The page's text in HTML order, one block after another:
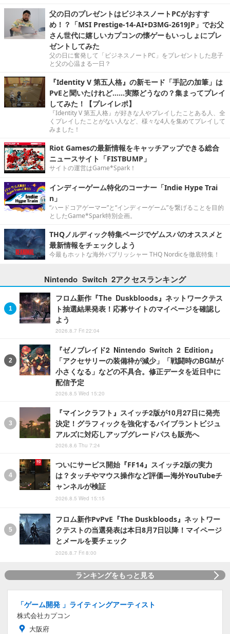
父の日のプレゼントはビジネスノートPCがおすす
め！？「MSI Prestige-14-AI+D3MG-2619JP」でお父
さん世代に嬉しいカプコンの懐ゲーもいっしょにプレ
ゼントしてみた
父の日に奮発して「ビジネスノートPC」をプレゼントした息子
と父の心温まる一日？
『Identity V 第五人格』の新モード「手記の加筆」は
PvEと聞いたけれど……実際どうなの？集まってプレイ
してみた！【プレイレポ】
『Identity V 第五人格』が好きな人やプレイしたことある人、全
くプレイしたことがない人など、様々な4人を集めてプレイして
みました！
Riot Gamesの最新情報をキャッチアップできる総合
ニュースサイト「FISTBUMP」
サイトの運営はGame*Spark！
インディーゲーム特化のコーナー「Indie Hype Trai
n」
“ハードコアゲーマー”と“インディーゲーム”を繋げることを目的
としたGame*Spark特別企画。
THQノルディック特集ページでゲムスパのオススメと
最新情報をチェックしよう
今最もホットな海外パブリッシャー THQ Nordicを徹底特集！
Nintendo Switch 2アクセスランキング
フロム新作『The Duskbloods』ネットワークテス
ト抽選結果発表！応募サイトのマイページを確認し
よう
2026.8.7 Fri 22:04
『ゼノブレイド2 Nintendo Switch 2 Edition』
「アクセサリーの装備枠が減少」「戦闘時のBGMが
小さくなる」などの不具合。修正データを近日中に
配信予定
2026.8.5 Wed 15:20
『マインクラフト』スイッチ2版が10月27日に発売
決定！グラフィックを強化するバイブラントビジュ
アルズに対応しアップグレードパスも販売へ
2026.8.6 Thu 7:24
ついにサービス開始『FF14』スイッチ2版の実力
は？タッチやマウス操作など評価―海外YouTubeチ
ャンネルが検証
2026.8.5 Wed 15:15
フロム新作PvPvE『The Duskbloods』ネットワー
クテストの当選発表は本日8月7日以降！マイページ
とメールを要チェック
2026.8.7 Fri 8:00
ランキングをもっと見る
「ゲーム開発 」ライティングアーティスト
株式会社カプコン
大阪府